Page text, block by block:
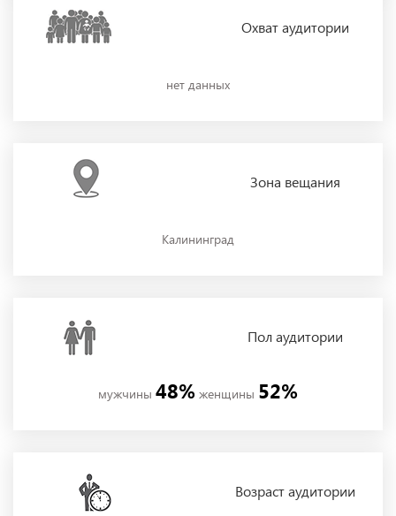
Охватаудитории
нет данных
Зона вещания
Калининград
Полаудитории
мужчины 48% женщины 52%
Возраст аудитории